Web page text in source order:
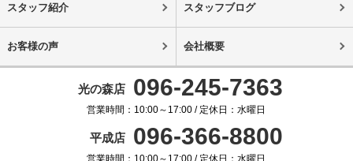
スタッフ紹介 スタッフブログ
お客様の声 会社概要
光の森店 096-245-7363
営業時間：10:00～17:00 / 定休日：水曜日
平成店 096-366-8800
営業時間：10:00～17:00 / 定休日：水曜日